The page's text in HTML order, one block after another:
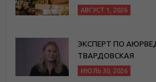
АВГУСТ 1, 2026
ЭКСПЕРТ ПО
ТВАРДОВСКАЯ
ИЮЛЬ 30, 2026